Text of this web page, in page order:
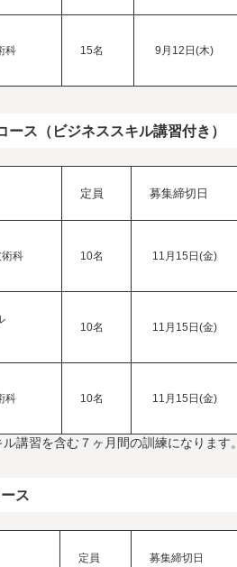
科 15名 9月12日(木)
ース（ビジネススキル講習付き）
定員 募集締切日
科 10名 11月15日(金)
10名 11月15日(金)
科 10名 11月15日(金)
講習を含む７ヶ月間の訓練になります。
ス
定員 募集締切日